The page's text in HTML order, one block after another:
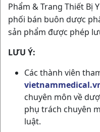
Phẩm & Trang Thiết Bị
phối bán buôn dược
sản phẩm được phép
LƯU Ý:
Các thành viên
chuyên môn về
phụ trách chuyên
luật.